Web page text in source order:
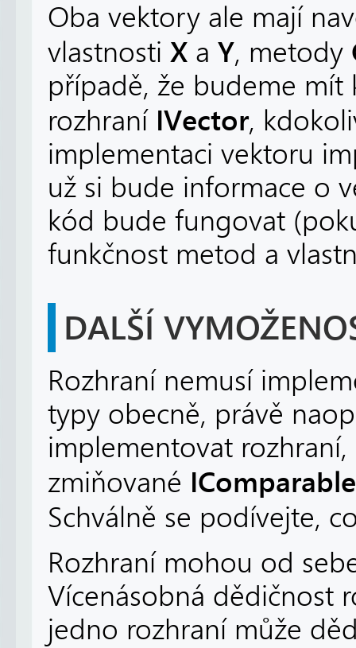
Oba vektory ale mají
vlastnosti X a Y, metody
případě, že budeme
rozhraní IVector,
implementaci vektoru
už si bude informace o
kód bude fungovat
funkčnost metod a
DALŠÍ
Rozhraní nemusí
typy obecně, právě
implementovat
zmiňované IComparable
Schválně se podívejte,
Rozhraní mohou od
Vícenásobná dědičnost
jedno rozhraní může